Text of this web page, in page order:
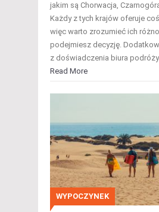
jakim są Chorwacja,
Każdy z tych krajów oferuje
więc warto zrozumieć ich
podejmiesz decyzję.
z doświadczenia biura
Read More
WYPOCZYNEK